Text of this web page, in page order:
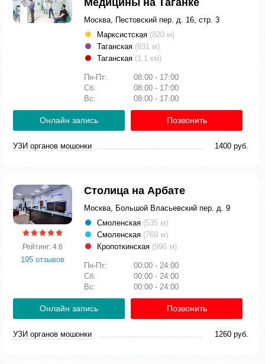
Медицины на Таганке
Москва, Пестовский пер. д. 16, стр. 3
Марксистская (820 м)
Таганская (831 м)
Таганская (1.1 км)
Пн-Пт:
08:00 - 17:00
Сб:
08:00 - 17:00
Вс:
08:00 - 17:00
Онлайн запись Позвонить
УЗИ органов мошонки 1400 руб.
Рейтинг: 4.6
195 отзывов
Столица на Арбате
Москва, Большой Власьевский пер. д. 9
Смоленская (535 м)
Смоленская (769 м)
Кропоткинская (996 м)
Пн-Пт:
00:00 - 24:00
Сб:
00:00 - 24:00
Вс:
00:00 - 24:00
Онлайн запись Позвонить
УЗИ органов мошонки 1260 руб.